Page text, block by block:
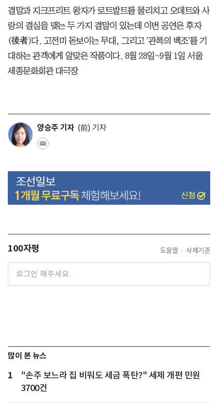
결말과 지크프리트 왕자가 로트발트를 물리치고 오데트와 사
랑의 결실을 맺는 두 가지 결말이 있는데 이번 공연은 후자
(後者)다. 고전미 돋보이는 무대, 그리고 '관록의 백조'를 기
대하는 관객에게 알맞은 작품이다. 8월 28일~9월 1일 서울
세종문화회관 대극장
양승주 기자 (前) 기자
100자평 도움말 삭제기준
많이 본 뉴스
1
"손주 보느라 집 비워도 세금 폭탄?" 세제 개편 민원
3700건